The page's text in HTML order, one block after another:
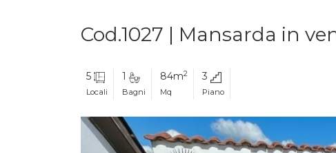
Cod.1027 | Mansarda in
5
Locali
1
Bagni
84m2
Mq
3
Piano